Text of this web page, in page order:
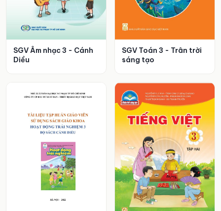
SGV Âm nhạc 3 - Cánh
Diều
SGV Toán 3 - Trân trời
sáng tạo